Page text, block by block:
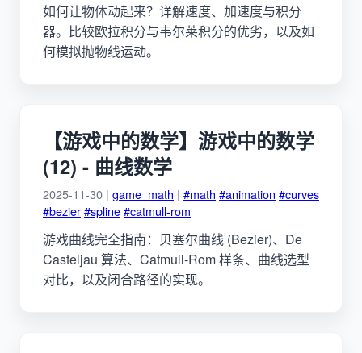
如何让物体动起来？详解速度、加速度与积分
器。比较欧拉积分与韦尔莱积分的优劣，以及如
何模拟抛物线运动。
【游戏中的数学】游戏中的数学
(12) - 曲线数学
2025-11-30 | game_math | #math #animation #curves
#bezier#spline#catmull-rom
游戏曲线完全指南：贝塞尔曲线 (Bezier)、De
Casteljau 算法、Catmull-Rom 样条、曲线选型
对比，以及闭合路径的实现。